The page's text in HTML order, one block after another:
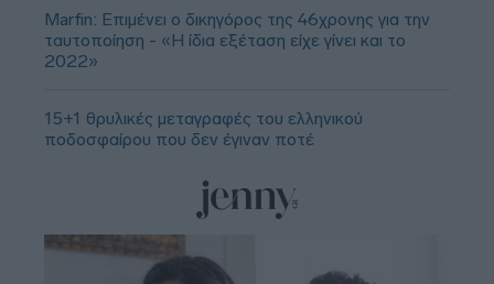
Marfin: Επιμένει ο δικηγόρος της 46χρονης για την
ταυτοποίηση - «Η ίδια εξέταση είχε γίνει και το
2022»
15+1 θρυλικές μεταγραφές του ελληνικού
ποδοσφαίρου που δεν έγιναν ποτέ